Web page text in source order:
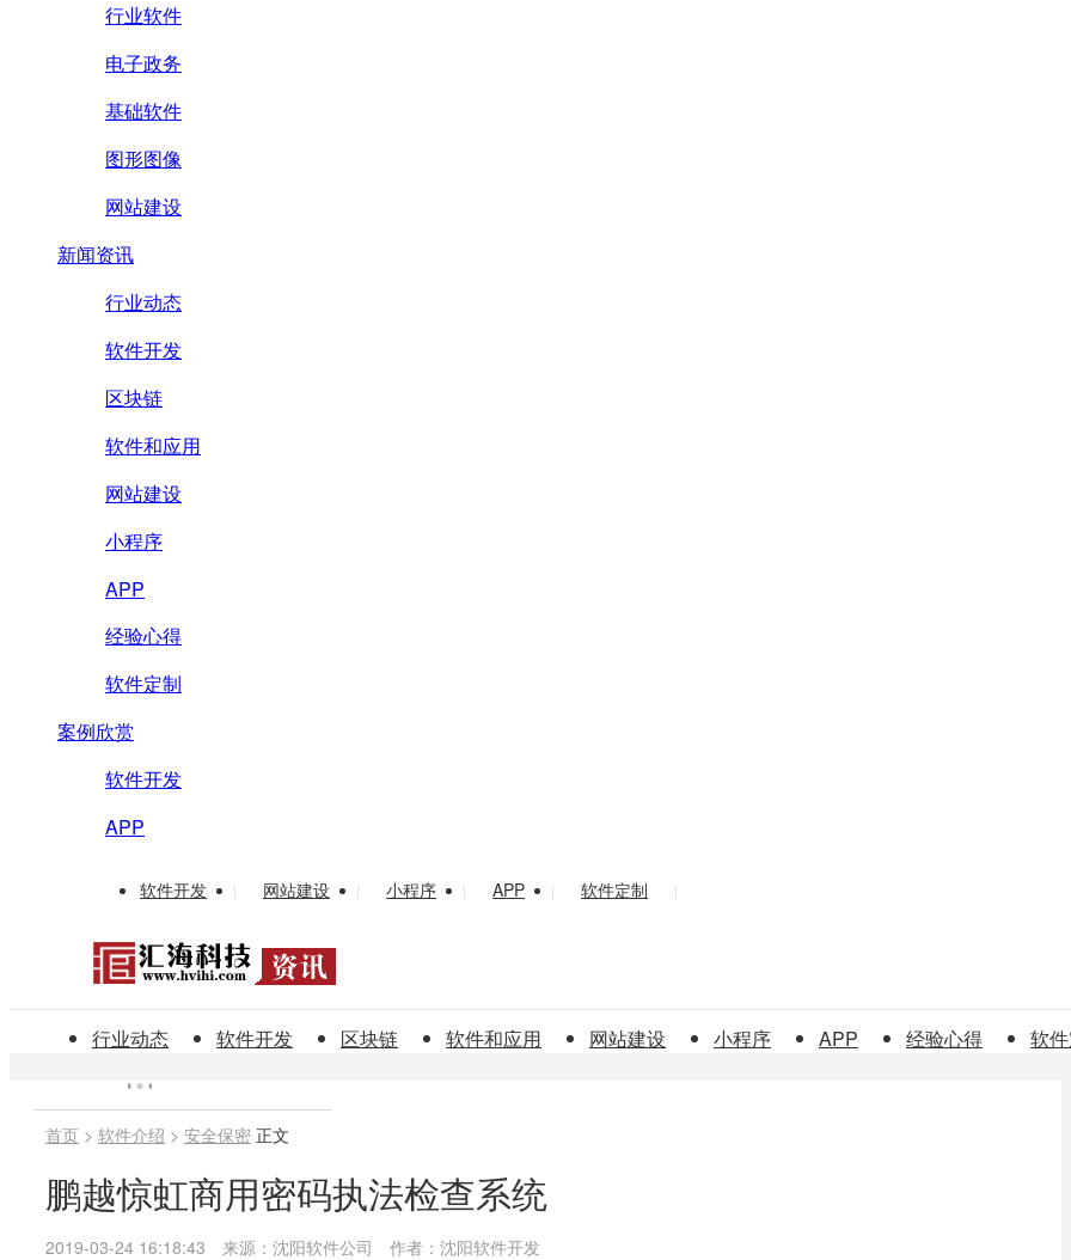
行业软件
电子政务
基础软件
图形图像
网站建设
新闻资讯
行业动态
软件开发
区块链
软件和应用
网站建设
小程序
APP
经验心得
软件定制
案例欣赏
软件开发
APP
软件开发 | 网站建设 | 小程序 | APP | 软件定制 |
行业动态 软件开发 区块链 软件和应用 网站建设 小程序 APP 经验心得 软
首页 > 软件介绍 > 安全保密 正文
鹏越惊虹商用密码执法检查系统
2019-03-24 16:18:43 来源：沈阳软件公司 作者：沈阳软件开发